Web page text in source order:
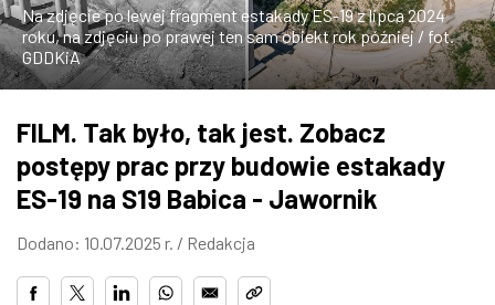
ZDJĘCIA
W RZESZOWIE
Na zdjęcie po lewej fragment estakady ES-19 z lipca 2024
roku, na zdjęciu po prawej ten sam obiekt rok później / fot.
GDDKiA
FILM. Tak było, tak jest. Zobacz
postępy prac przy budowie estakady
ES-19 na S19 Babica - Jawornik
Dodano: 10.07.2025 r. / Redakcja